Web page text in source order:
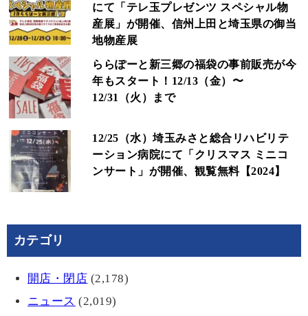
にて「テレ玉プレゼンツ スペシャル物
産展」が開催、信州上田と埼玉県の御当
地物産展
ららぽーと新三郷の福袋の事前販売が今
年もスタート！12/13（金）〜
12/31（火）まで
12/25（水）埼玉みさと総合リハビリテ
ーション病院にて「クリスマス ミニコ
ンサート」が開催、観覧無料【2024】
カテゴリ
開店・閉店 (2,178)
ニュース (2,019)